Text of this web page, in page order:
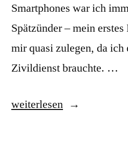
Smartphones war ich
Spätzünder – mein
mir quasi zulegen, da ich
Zivildienst brauchte. …
„Samsung
weiterlesen